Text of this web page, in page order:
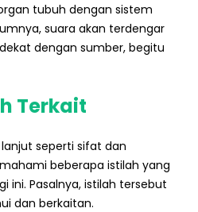
tubuh dengan sistem
suara akan terdengar
dengan sumber, begitu
Terkait
seperti sifat dan
beberapa istilah yang
ini. Pasalnya, istilah tersebut
dan berkaitan.